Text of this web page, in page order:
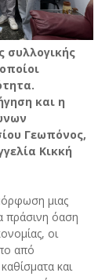
συλλογικής
και η
Γεωπόνος,
Κικκή
μιας
πράσινη όαση
οι
από
και